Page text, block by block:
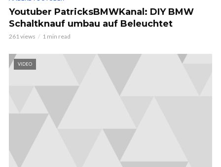
Youtuber PatricksBMWKanal: DIY BMW
Schaltknauf umbau auf Beleuchtet
261 views 1 min read
VIDEO